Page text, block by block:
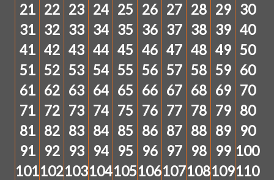
21 22 23 24 25 26 27 28 29 30
31 32 33 34 35 36 37 38 39 40
41 42 43 44 45 46 47 48 49 50
51 52 53 54 55 56 57 58 59 60
61 62 63 64 65 66 67 68 69 70
71 72 73 74 75 76 77 78 79 80
81 82 83 84 85 86 87 88 89
90
91
92 93 94 95 96 97 98 99 100
101102103104105106107108109110